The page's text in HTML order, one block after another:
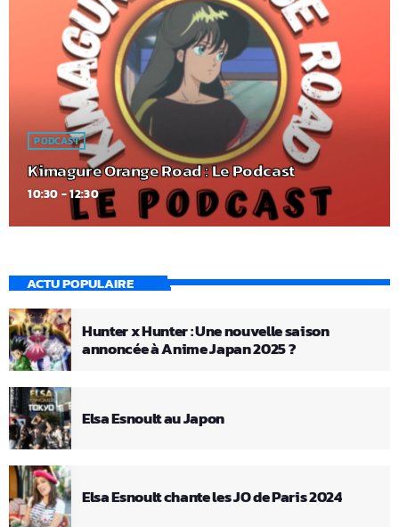
PODCAST
Kimagure Orange Road : Le Podcast
10:30 - 12:30
ACTU POPULAIRE
Hunter x Hunter : Une nouvelle saison
annoncée à Anime Japan 2025 ?
Elsa Esnoult au Japon
Elsa Esnoult chante les JO de Paris 2024